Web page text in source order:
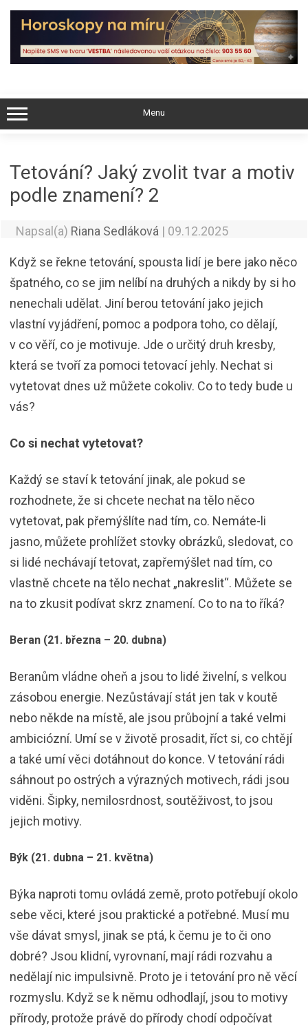
Skip
content
Menu
Tetování? Jaký zvolit tvar a motiv
podle znamení? 2
Napsal(a) Riana Sedláková | 09.12.2025
Když se řekne tetování, spousta lidí je bere jako něco
špatného, co se jim nelíbí na druhých a nikdy by si ho
nenechali udělat. Jiní berou tetování jako jejich
vlastní vyjádření, pomoc a podpora toho, co dělají,
v co věří, co je motivuje. Jde o určitý druh kresby,
která se tvoří za pomoci tetovací jehly. Nechat si
vytetovat dnes už můžete cokoliv. Co to tedy bude u
vás?
Co si nechat vytetovat?
Každý se staví k tetování jinak, ale pokud se
rozhodnete, že si chcete nechat na tělo něco
vytetovat, pak přemýšlíte nad tím, co. Nemáte-li
jasno, můžete prohlížet stovky obrázků, sledovat, co
si lidé nechávají tetovat, zapřemýšlet nad tím, co
vlastně chcete na tělo nechat „nakreslit“. Můžete se
na to zkusit podívat skrz znamení. Co to na to říká?
Beran (21. března – 20. dubna)
Beranům vládne oheň a jsou to lidé živelní, s velkou
zásobou energie. Nezůstávají stát jen tak v koutě
nebo někde na místě, ale jsou průbojní a také velmi
ambiciózní. Umí se v životě prosadit, říct si, co chtějí
a také umí věci dotáhnout do konce. V tetování rádi
sáhnout po ostrých a výrazných motivech, rádi jsou
viděni. Šipky, nemilosrdnost, soutěživost, to jsou
jejich motivy.
Býk (21. dubna – 21. května)
Býka naproti tomu ovládá země, proto potřebují okolo
sebe věci, které jsou praktické a potřebné. Musí mu
vše dávat smysl, jinak se ptá, k čemu je to či ono
dobré? Jsou klidní, vyrovnaní, mají rádi rozvahu a
nedělají nic impulsivně. Proto je i tetování pro ně věcí
rozmyslu. Když se k němu odhodlají, jsou to motivy
přírody, protože právě do přírody chodí odpočívat